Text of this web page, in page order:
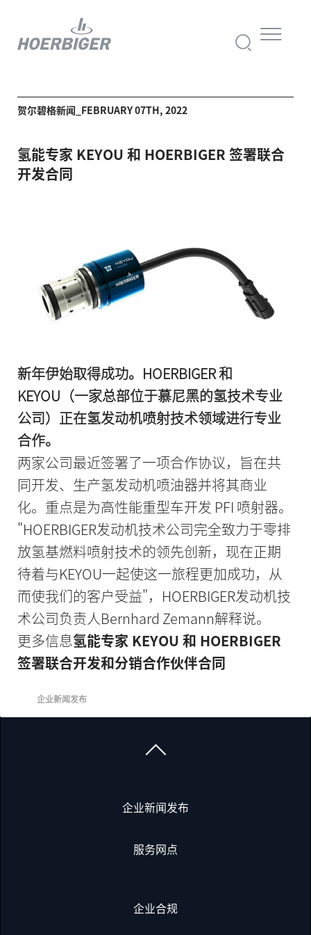
贺尔碧格新闻_FEBRUARY 07TH, 2022
氢能专家 KEYOU 和 HOERBIGER 签署联合
开发合同
新年伊始取得成功。HOERBIGER 和
KEYOU（一家总部位于慕尼黑的氢技术专业
公司）正在氢发动机喷射技术领域进行专业
合作。
两家公司最近签署了一项合作协议，旨在共
同开发、生产氢发动机喷油器并将其商业
化。重点是为高性能重型车开发 PFI 喷射器。
"HOERBIGER发动机技术公司完全致力于零排
放氢基燃料喷射技术的领先创新，现在正期
待着与KEYOU一起使这一旅程更加成功，从
而使我们的客户受益"，HOERBIGER发动机技
术公司负责人Bernhard Zemann解释说。
更多信息氢能专家 KEYOU 和 HOERBIGER
签署联合开发和分销合作伙伴合同
企业新闻发布
企业新闻发布
服务网点
企业合规